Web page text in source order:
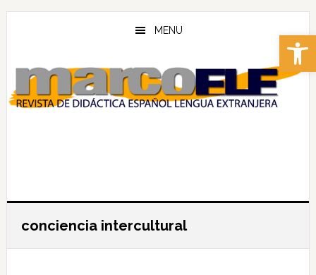
Abrir
Skip
content
Skip
MENU
conciencia intercultural